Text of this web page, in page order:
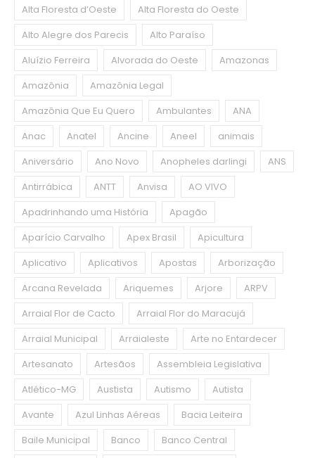
Alta Floresta d’Oeste
Alta Floresta do Oeste
Alto Alegre dos Parecis
Alto Paraíso
Aluízio Ferreira
Alvorada do Oeste
Amazonas
Amazônia
Amazônia Legal
Amazônia Que Eu Quero
Ambulantes
ANA
Anac
Anatel Ancine Aneel
animais
Aniversário
Ano Novo Anopheles darlingi
ANS
Antirrábica
ANTT Anvisa
AO VIVO
Apadrinhando uma História
Apagão
Aparício Carvalho
Apex Brasil
Apicultura
Aplicativo
Aplicativos Apostas
Arborização
Arcana Revelada
Ariquemes Arjore
ARPV
Arraial Flor de Cacto
Arraial Flor do Maracujá
Arraial Municipal
Arraialeste
Arte no Entardecer
Artesanato
Artesãos
Assembleia Legislativa
Atlético-MG
Austista Autismo
Autista
Avante
Azul Linhas Aéreas
Bacia Leiteira
Baile Municipal
Banco
Banco Central